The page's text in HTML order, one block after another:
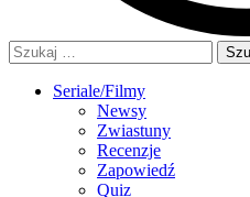
Szukaj:
Seriale/Filmy
Newsy
Zwiastuny
Recenzje
Zapowiedź
Quiz